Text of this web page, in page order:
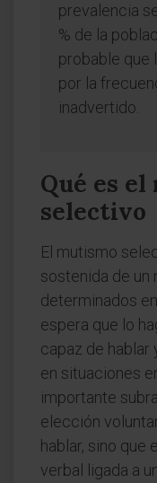
prevalencia
% de la
probable que
por la
inadvertido.
Qué es
selectivo
El mutismo
sostenida de un
determinados
espera que lo
capaz de hablar
en situaciones
importante
elección
hablar, sino que
verbal ligada a